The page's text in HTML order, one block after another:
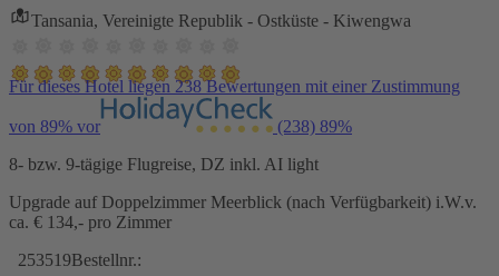
Tansania, Vereinigte Republik - Ostküste - Kiwengwa
Für dieses Hotel liegen 238 Bewertungen mit einer Zustimmung
von 89% vor (238) 89%
8- bzw. 9-tägige Flugreise, DZ inkl. AI light
Upgrade auf Doppelzimmer Meerblick (nach Verfügbarkeit) i.W.v.
ca. € 134,- pro Zimmer
253519Bestellnr.: